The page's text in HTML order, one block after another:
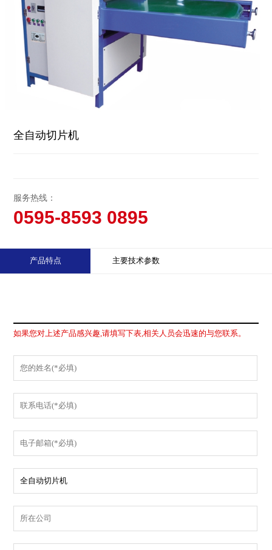
全自动切片机
服务热线：
0595-8593 0895
产品特点 主要技术参数
如果您对上述产品感兴趣,请填写下表,相关人员会迅速的与您联系。